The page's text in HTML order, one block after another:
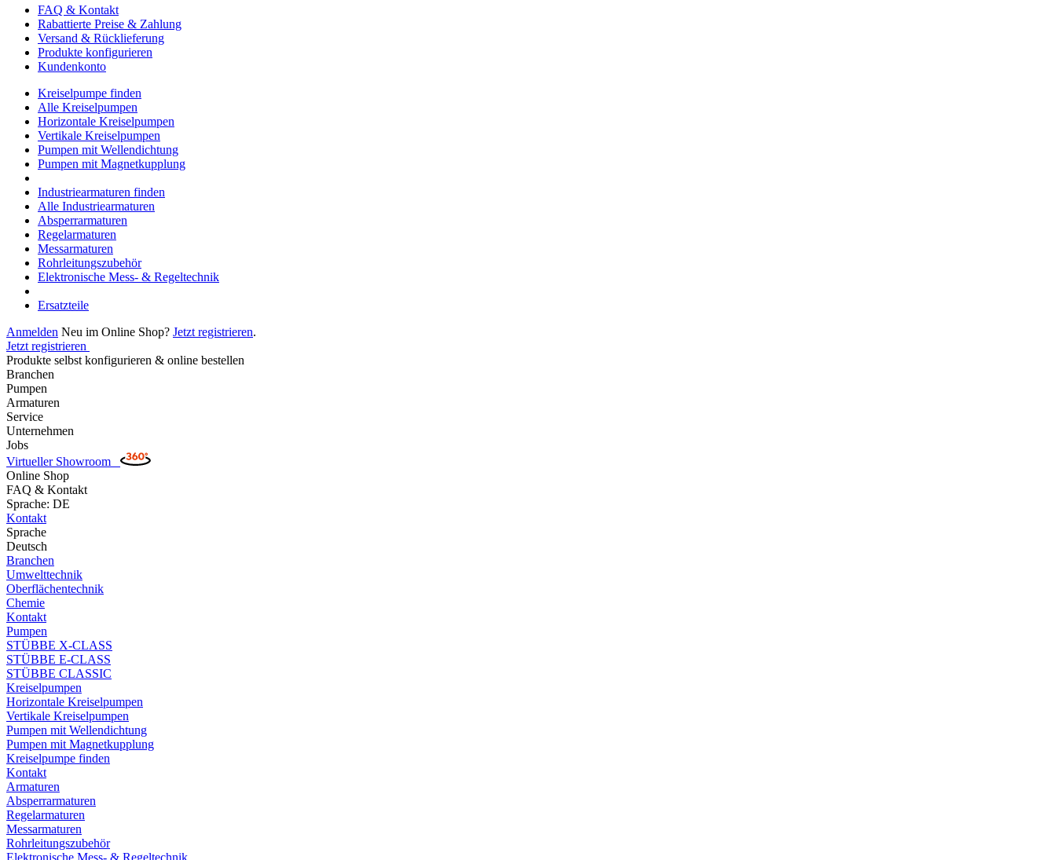
FAQ & Kontakt
Rabattierte Preise & Zahlung
Versand & Rücklieferung
Produkte konfigurieren
Kundenkonto
Kreiselpumpe finden
Alle Kreiselpumpen
Horizontale Kreiselpumpen
Vertikale Kreiselpumpen
Pumpen mit Wellendichtung
Pumpen mit Magnetkupplung
Industriearmaturen finden
Alle Industriearmaturen
Absperrarmaturen
Regelarmaturen
Messarmaturen
Rohrleitungszubehör
Elektronische Mess- & Regeltechnik
Ersatzteile
Anmelden Neu im Online Shop? Jetzt registrieren.
Jetzt registrieren
Produkte selbst konfigurieren & online bestellen
Branchen
Pumpen
Armaturen
Service
Unternehmen
Jobs
Virtueller Showroom
Online Shop
FAQ & Kontakt
Sprache: DE
Kontakt
Sprache
Deutsch
Branchen
Umwelttechnik
Oberflächentechnik
Chemie
Kontakt
Pumpen
STÜBBE X-CLASS
STÜBBE E-CLASS
STÜBBE CLASSIC
Kreiselpumpen
Horizontale Kreiselpumpen
Vertikale Kreiselpumpen
Pumpen mit Wellendichtung
Pumpen mit Magnetkupplung
Kreiselpumpe finden
Kontakt
Armaturen
Absperrarmaturen
Regelarmaturen
Messarmaturen
Rohrleitungszubehör